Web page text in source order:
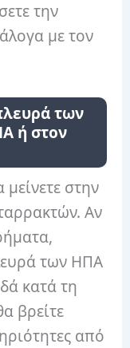
την
με τον
των
ή στον
στην
Αν
των ΗΠΑ
κατά τη
βρείτε
από